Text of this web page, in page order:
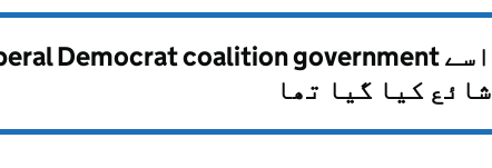
اسےDemocrat coalition government
شائع کیا گیا تھا